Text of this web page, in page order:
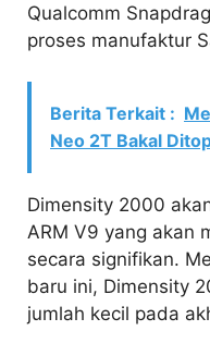
Qualcomm
proses manufaktur
Berita Terkait :
Neo 2T Bakal
Dimensity 2000
ARM V9 yang akan
secara signifikan.
baru ini, Dimensity
jumlah kecil pada